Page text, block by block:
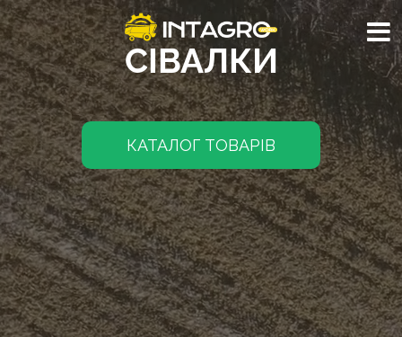
СІВАЛКИ
КАТАЛОГ ТОВАРІВ